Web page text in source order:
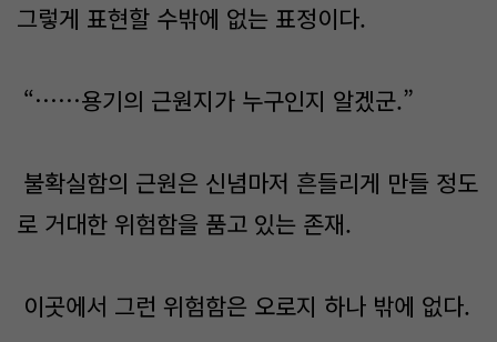
그렇게 표현할 수밖에 없는 표정이다.
“……용기의 근원지가 누구인지 알겠군.”
불확실함의 근원은 신념마저 흔들리게 만들 정도
로 거대한 위험함을 품고 있는 존재.
이곳에서 그런 위험함은 오로지 하나 밖에 없다.